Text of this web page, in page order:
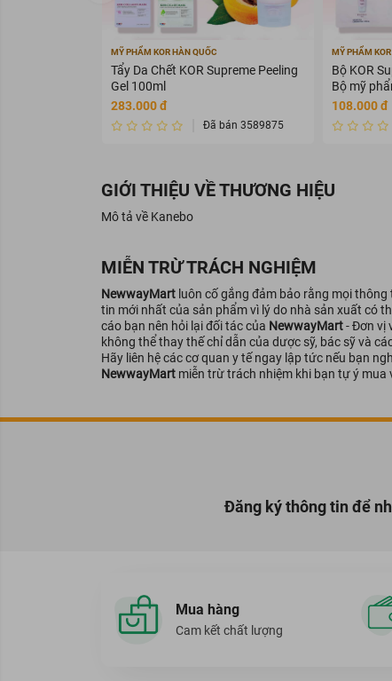
MỸ PHẨM KOR HÀN QUỐC
Tẩy Da Chết KOR Supreme Peeling
Gel 100ml
283.000 đ
Đã bán 3589875
MỸ PHẨM
Bộ KOR
Bộ mỹ
108.000 đ
GIỚI THIỆU VỀ THƯƠNG HIỆU
Mô tả về Kanebo
MIỄN TRỪ TRÁCH NGHIỆM
NewwayMart luôn cố gắng đảm bảo rằng mọi
tin mới nhất của sản phẩm vì lý do nhà sản xuất có
cáo bạn nên hỏi lại đối tác của NewwayMart- Đơn vị
không thể thay thế chỉ dẫn của dược sỹ, bác sỹ và
Hãy liên hệ các cơ quan y tế ngay lập tức nếu bạn
NewwayMart miễn trừ trách nhiệm khi bạn tự ý
Đăng ký thông tin để
Mua hàng
Cam kết chất lượng